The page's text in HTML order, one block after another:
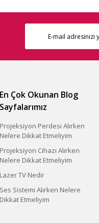
En Çok Okunan Blog
Sayfalarımız
Projeksiyon Perdesi Alırken
Nelere Dikkat Etmeliyim
Projeksiyon Cihazı Alırken
Nelere Dikkat Etmeliyim
Lazer TV Nedir
Ses Sistemi Alırken Nelere
Dikkat Etmeliyim